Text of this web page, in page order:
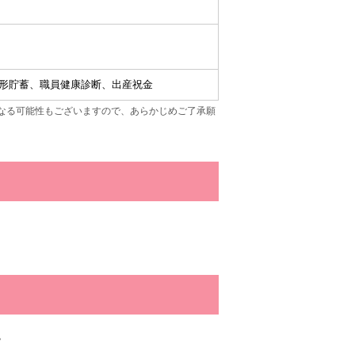
貯蓄、職員健康診断、出産祝金
可能性もございますので、あらかじめご了承願